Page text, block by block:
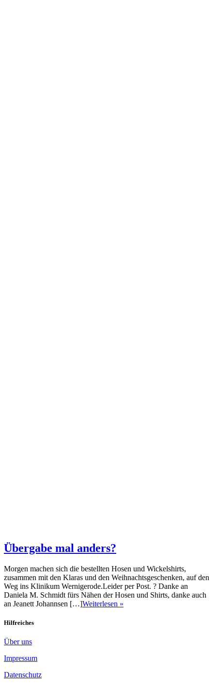
Übergabe mal anders?
Morgen machen sich die bestellten Hosen und Wickelshirts,
zusammen mit den Klaras und den Weihnachtsgeschenken, auf den
Weg ins Klinikum Wernigerode.Leider per Post. ? Danke an
Daniela M. Schmidt fürs Nähen der Hosen und Shirts, danke auch
an Jeanett Johannsen […]Weiterlesen »
Hilfreiches
Über uns
Impressum
Datenschutz